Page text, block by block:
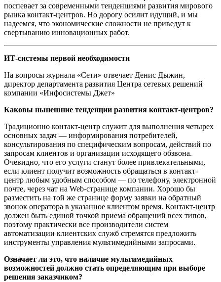
поспевает за современными тенденциями развития мирового
рынка контакт-центров. Но дорогу осилит идущий, и мы
надеемся, что экономические сложности не приведут к
свертыванию инновационных работ.
ИТ-системы первой необходимости
На вопросы журнала «Сети» отвечает Денис Дыжин,
директор департамента развития Центра сетевых решений
компании «Инфосистемы Джет»
Каковы нынешние тенденции развития контакт-центров?
Традиционно контакт-центр служит для выполнения четырех
основных задач — информирования потребителей,
консультирования по специфическим вопросам, действий по
запросам клиентов и организации исходящего обзвона.
Очевидно, что его услуги станут более привлекательными,
если клиент получит возможность обращаться в контакт-
центр любым удобным способом — по телефону, электронной
почте, через чат на Web-странице компании. Хорошо бы
разместить на той же странице форму заявки на обратный
звонок оператора в указанное клиентом время. Контакт-центр
должен быть единой точкой приема обращений всех типов,
поэтому практически все производители систем
автоматизации клиентских служб стремятся предложить
инструменты управления мультимедийными запросами.
Означает ли это, что наличие мультимедийных
возможностей должно стать определяющим при выборе
решения заказчиком?